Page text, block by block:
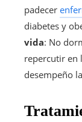
padecer
diabetes y
vida: No
repercutir en
desempeño